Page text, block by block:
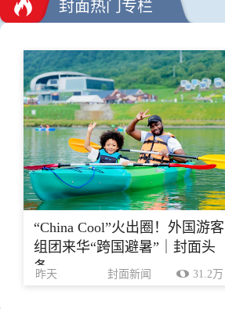
封面热门专栏
“China Cool”火出圈！外国游客
组团来华“跨国避暑”｜封面头
条
昨天 封面新闻 31.2万